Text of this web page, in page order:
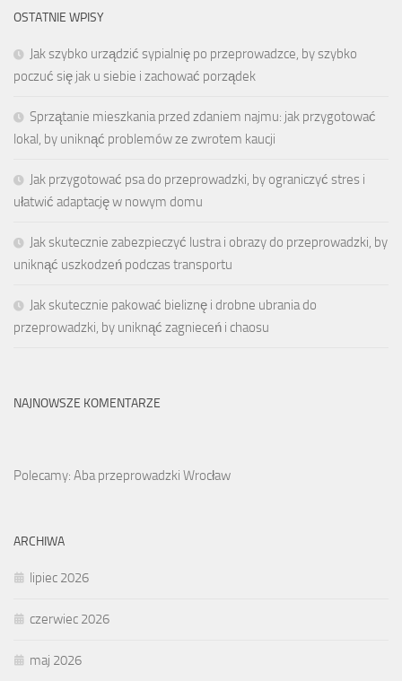
OSTATNIE WPISY
Jak szybko urządzić sypialnię po przeprowadzce, by szybko
poczuć się jak u siebie i zachować porządek
Sprzątanie mieszkania przed zdaniem najmu: jak przygotować
lokal, by uniknąć problemów ze zwrotem kaucji
Jak przygotować psa do przeprowadzki, by ograniczyć stres i
ułatwić adaptację w nowym domu
Jak skutecznie zabezpieczyć lustra i obrazy do przeprowadzki, by
uniknąć uszkodzeń podczas transportu
Jak skutecznie pakować bieliznę i drobne ubrania do
przeprowadzki, by uniknąć zagnieceń i chaosu
NAJNOWSZE KOMENTARZE
Polecamy: Aba przeprowadzki Wrocław
ARCHIWA
lipiec 2026
czerwiec 2026
maj 2026